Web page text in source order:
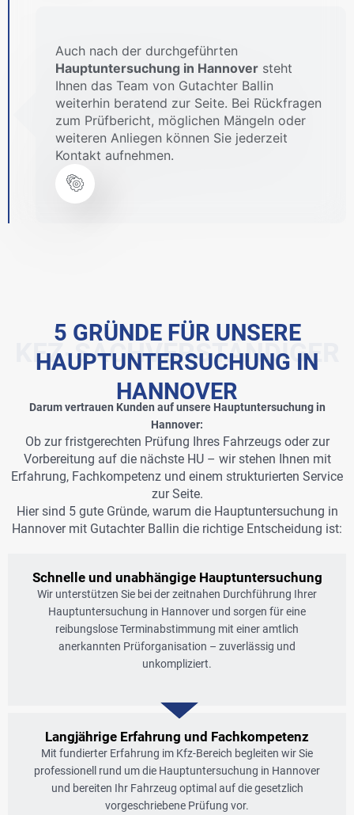
Auch nach der durchgeführten
Hauptuntersuchung in Hannover steht
Ihnen das Team von Gutachter Ballin
weiterhin beratend zur Seite. Bei Rückfragen
zum Prüfbericht, möglichen Mängeln oder
weiteren Anliegen können Sie jederzeit
Kontakt aufnehmen.
5 GRÜNDE FÜR UNSERE
HAUPTUNTERSUCHUNG IN
HANNOVER
KFZ-SACHVERSTÄNDIGER
Darum vertrauen Kunden auf unsere Hauptuntersuchung in
Hannover:
Ob zur fristgerechten Prüfung Ihres Fahrzeugs oder zur
Vorbereitung auf die nächste HU – wir stehen Ihnen mit
Erfahrung, Fachkompetenz und einem strukturierten Service
zur Seite.
Hier sind 5 gute Gründe, warum die Hauptuntersuchung in
Hannover mit Gutachter Ballin die richtige Entscheidung ist:
Schnelle und unabhängige Hauptuntersuchung
Wir unterstützen Sie bei der zeitnahen Durchführung Ihrer
Hauptuntersuchung in Hannover und sorgen für eine
reibungslose Terminabstimmung mit einer amtlich
anerkannten Prüforganisation – zuverlässig und
unkompliziert.
Langjährige Erfahrung und Fachkompetenz
Mit fundierter Erfahrung im Kfz-Bereich begleiten wir Sie
professionell rund um die Hauptuntersuchung in Hannover
und bereiten Ihr Fahrzeug optimal auf die gesetzlich
vorgeschriebene Prüfung vor.